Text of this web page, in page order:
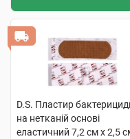
D.S. Пластир
на нетканій основі
еластичний 7,2 см х 2,5